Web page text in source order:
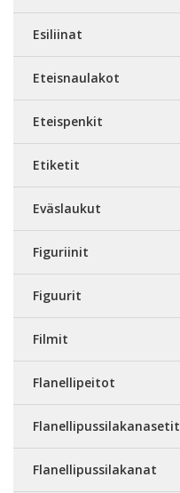
Esiliinat
Eteisnaulakot
Eteispenkit
Etiketit
Eväslaukut
Figuriinit
Figuurit
Filmit
Flanellipeitot
Flanellipussilakanasetit
Flanellipussilakanat